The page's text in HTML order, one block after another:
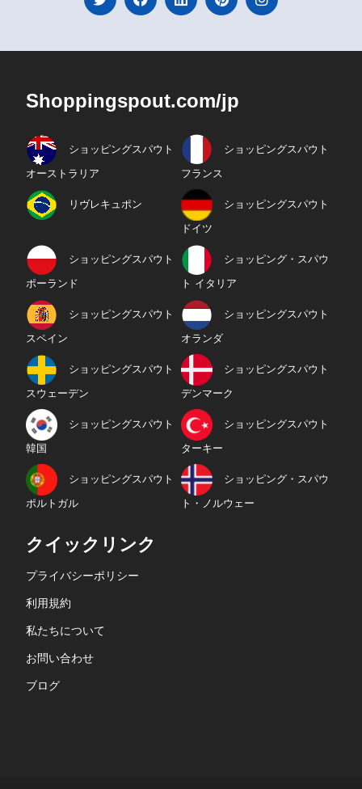
Shoppingspout.com/jp
ショッピングスパウト
オーストラリア
ショッピングスパウト
フランス
リヴレキュポン ショッピングスパウト
ドイツ
ショッピングスパウト
ポーランド
ショッピング・スパウ
ト イタリア
ショッピングスパウト
スペイン
ショッピングスパウト
オランダ
ショッピングスパウト
スウェーデン
ショッピングスパウト
デンマーク
ショッピングスパウト
韓国
ショッピングスパウト
ターキー
ショッピングスパウト
ポルトガル
ショッピング・スパウ
ト・ノルウェー
クイックリンク
プライバシーポリシー
利用規約
私たちについて
お問い合わせ
ブログ